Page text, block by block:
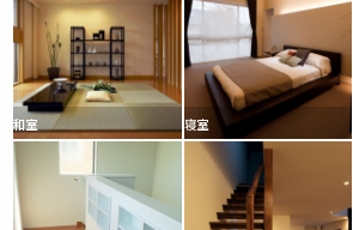
和室 寝室